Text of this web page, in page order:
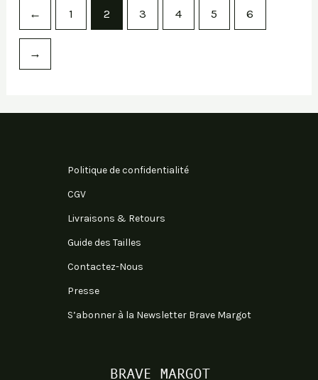
← 1 2 3 4 5 6
→
Politique de confidentialité
CGV
Livraisons & Retours
Guide des Tailles
Contactez-Nous
Presse
S’abonner à la Newsletter Brave Margot